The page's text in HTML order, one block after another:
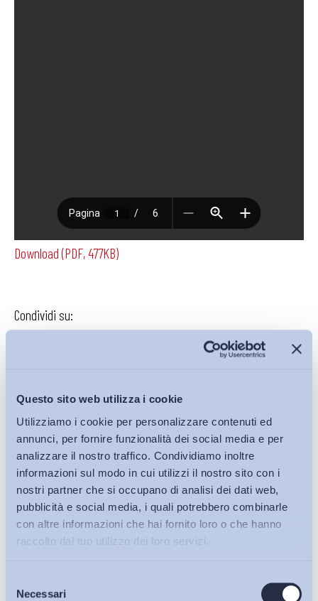
Questo sito web utilizza i cookie
Utilizziamo i cookie per personalizzare contenuti ed
annunci, per fornire funzionalità dei social media e per
analizzare il nostro traffico. Condividiamo inoltre
informazioni sul modo in cui utilizzi il nostro sito con i
nostri partner che si occupano di analisi dei dati web,
pubblicità e social media, i quali potrebbero combinarle
con altre informazioni che hai fornito loro o che hanno
raccolto dal tuo utilizzo dei loro servizi.
delNecessariBollettini ADAPT
Download (PDF, 477KB)
Condividi su:
Iscriviti alla Newsletter